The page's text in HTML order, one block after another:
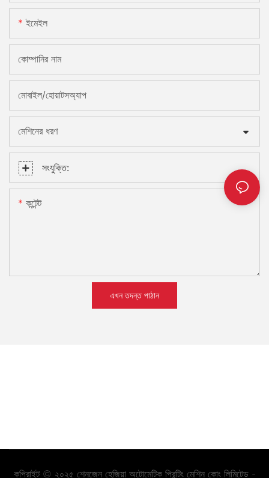
ইমেইল
কোম্পানির নাম
মোবাইল/হোয়াটসঅ্যাপ
মেশিনের ধরণ
সংযুক্তি:
কন্টেন্ট
এখন তদন্ত পাঠান
কপিরাইট © ২০২৫ শেনজেন হেজিয়া অটোমেটিক প্রিন্টিং মেশিন কোং লিমিটেড -